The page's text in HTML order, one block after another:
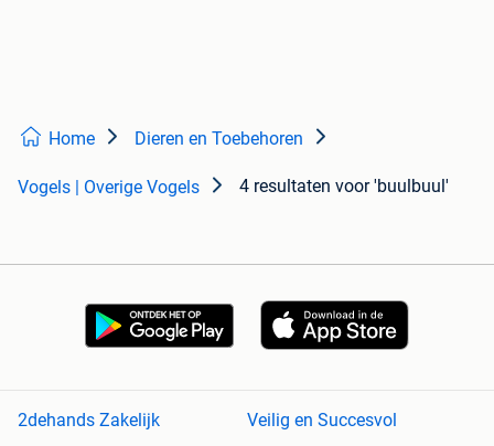
Home Dieren en Toebehoren
Vogels | Overige Vogels 4 resultaten voor 'buulbuul'
2dehands Zakelijk Veilig en Succesvol